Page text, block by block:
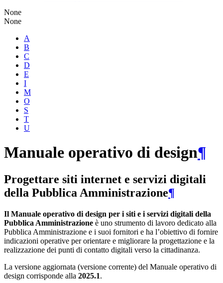
None
None
A
B
C
D
E
I
M
O
S
T
U
Manuale operativo di design¶
Progettare siti internet e servizi digitali
della Pubblica Amministrazione¶
Il Manuale operativo di design per i siti e i servizi digitali della
Pubblica Amministrazione è uno strumento di lavoro dedicato alla
Pubblica Amministrazione e i suoi fornitori e ha l’obiettivo di fornire
indicazioni operative per orientare e migliorare la progettazione e la
realizzazione dei punti di contatto digitali verso la cittadinanza.
La versione aggiornata (versione corrente) del Manuale operativo di
design corrisponde alla 2025.1.